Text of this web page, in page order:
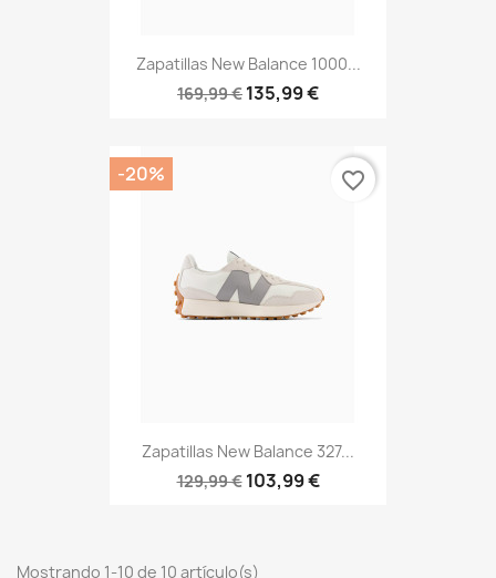
Zapatillas New Balance 1000...
169,99 € 135,99 €
Zapatillas New Balance 327...
129,99 € 103,99 €
-20% favorite_border
Mostrando 1-10 de 10 artículo(s)